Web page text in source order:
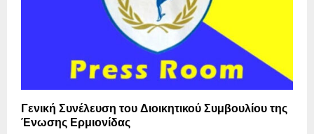
Γενική Συνέλευση του Διοικητικού Συμβουλίου της
Ένωσης Ερμιονίδας